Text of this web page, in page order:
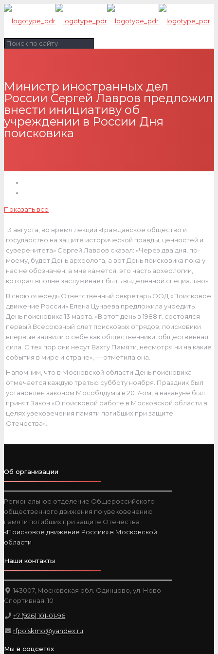
Министр иностранных дел
России Сергей Лавров предложил
внести инициативу об
учреждении в России Дня
поисковика
Показать все
13 августа, во время лекции «Гражданское общество и
государство на защите исторической правды, ценностей и
суверенитета» Сергей Лавров сказал: «Через два дня, по-
моему, будет День археолога, а вот День поисковика пока у
нас не обозначен, а мне кажется, это часть археологии,
которая вполне заслуживает быть выделенной специально».
В свою очередь Ответственный секретарь ООД «Поисковое
движение России» Елена Цунаева предложила учредить
День поисковика 13 марта. «В этот день в 1988 г. состоялся
первый Всесоюзный слет поисковых отрядов, поисковики
впервые заявили о себе как общественники, общественная
сила. С тех пор они несут Вахту Памяти, несмотря ни на какие
события в мире и стране», — отметила она.
Напомним, что в Московской области День поисковика
отмечается каждую третью субботу ноября. Праздник был
установлен законом Мособлдумы в 2017-ом, а накануне был
принят Закон «О поисковой работе в Московской области в
целях увековечения памяти погибших при защите
Отечества».
Об организации
Региональное отделение Общероссийского
общественного движения по увековечению
памяти погибших при защите Отечества
«Поисковое движение России» в Московской
области
Наши контакты
143007, Московская обл. Одинцово, ул. Ново-
Спортивная, 10
+7 (926) 101-01-96
rfpoiskmo@yandex.ru
Мы в соцсетях